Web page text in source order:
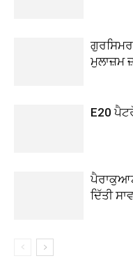
ਮੁਲਾਜ਼ਮ
E20
ਪੈਰਾਕੁਆਟ
ਦਿੱਤੀ